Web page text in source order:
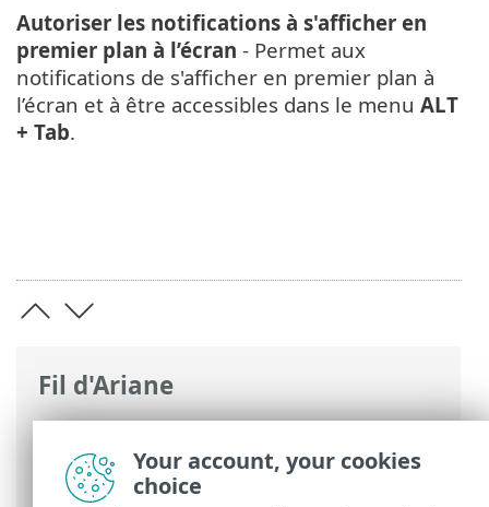
Fil d'Ariane
Aide en ligne d'ESET>ESET Internet
Security >Configuration avancée>
Notifications> Notifications sur le bureau
Autoriser les notifications à s'afficher en
premier plan à l’écran - Permet aux
notifications de s'afficher en premier plan à
l’écran et à être accessibles dans le menu ALT
+ Tab.
Your account, your cookies
choice